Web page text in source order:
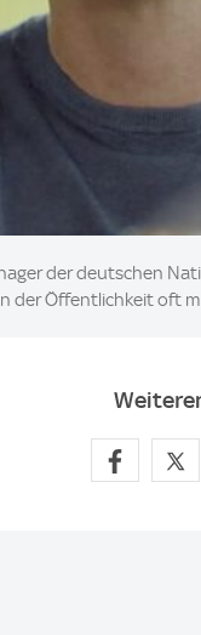
der deutschen
der Öffentlichkeit oft